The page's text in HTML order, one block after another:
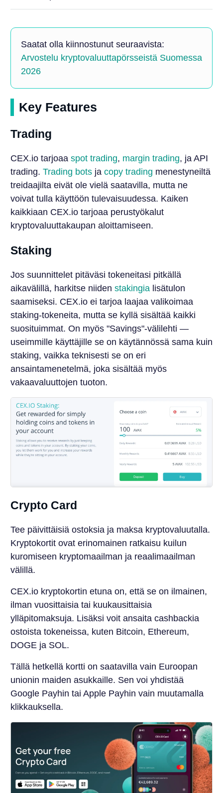
Saatat olla kiinnostunut seuraavista:
Arvostelu kryptovaluuttapörsseistä Suomessa
2026
Key Features
Trading
CEX.io tarjoaa spot trading, margin trading, ja API
trading. Trading botsja copy trading menestyneiltä
treidaajilta eivät ole vielä saatavilla, mutta ne
voivat tulla käyttöön tulevaisuudessa. Kaiken
kaikkiaan CEX.io tarjoaa perustyökalut
kryptovaluuttakaupan aloittamiseen.
Staking
Jos suunnittelet pitäväsi tokeneitasi pitkällä
aikavälillä, harkitse niiden stakingialisätulon
saamiseksi. CEX.io ei tarjoa laajaa valikoimaa
staking-tokeneita, mutta se kyllä sisältää kaikki
suosituimmat. On myös "Savings"-välilehti —
useimmille käyttäjille se on käytännössä sama kuin
staking, vaikka teknisesti se on eri
ansaintamenetelmä, joka sisältää myös
vakaavaluuttojen tuoton.
Crypto Card
Tee päivittäisiä ostoksia ja maksa kryptovaluutalla.
Kryptokortit ovat erinomainen ratkaisu kuilun
kuromiseen kryptomaailman ja reaalimaailman
välillä.
CEX.io kryptokortin etuna on, että se on ilmainen,
ilman vuosittaisia tai kuukausittaisia
ylläpitomaksuja. Lisäksi voit ansaita cashbackia
ostoista tokeneissa, kuten Bitcoin, Ethereum,
DOGE ja SOL.
Tällä hetkellä kortti on saatavilla vain Euroopan
unionin maiden asukkaille. Sen voi yhdistää
Google Payhin tai Apple Payhin vain muutamalla
klikkauksella.